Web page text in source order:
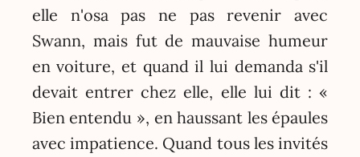
elle n'osa pas ne pas revenir avec
Swann, mais fut de mauvaise humeur
en voiture, et quand il lui demanda s'il
devait entrer chez elle, elle lui dit : «
Bien entendu », en haussant les épaules
avec impatience. Quand tous les invités